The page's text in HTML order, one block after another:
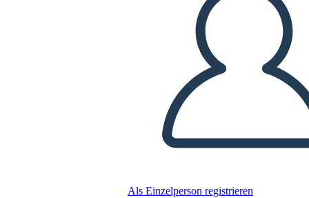
Als Einzelperson registrieren
DIASHOW ABSPIELEN
LIES MIR VOR